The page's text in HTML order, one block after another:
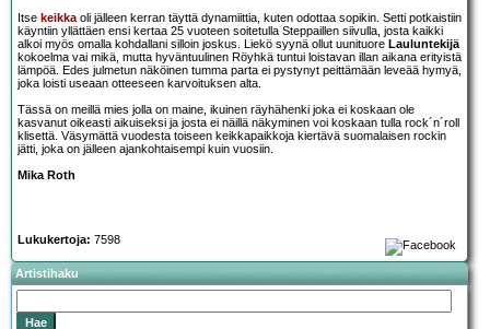
Itse keikkaoli jälleen kerran täyttä dynamiittia, kuten odottaa sopikin. Setti potkaistiin
käyntiin yllättäen ensi kertaa 25 vuoteen soitetulla Steppaillen siivulla, josta kaikki
alkoi myös omalla kohdallani silloin joskus. Liekö syynä ollut uunituore Lauluntekijä
kokoelma vai mikä, mutta hyväntuulinen Röyhkä tuntui loistavan illan aikana erityistä
lämpöä. Edes julmetun näköinen tumma parta ei pystynyt peittämään leveää hymyä,
joka loisti useaan otteeseen karvoituksen alta.
Tässä on meillä mies jolla on maine, ikuinen räyhähenki joka ei koskaan ole
kasvanut oikeasti aikuiseksi ja josta ei näillä näkyminen voi koskaan tulla rock´n´roll
klisettä. Väsymättä vuodesta toiseen keikkapaikkoja kiertävä suomalaisen rockin
jätti, joka on jälleen ajankohtaisempi kuin vuosiin.
Mika Roth
Lukukertoja: 7598
Artistihaku